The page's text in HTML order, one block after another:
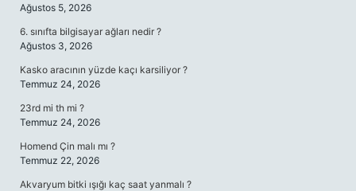
Ağustos 5, 2026
6. sınıfta bilgisayar ağları nedir ?
Ağustos 3, 2026
Kasko aracının yüzde kaçı karsiliyor ?
Temmuz 24, 2026
23rd mi th mi ?
Temmuz 24, 2026
Homend Çin malı mı ?
Temmuz 22, 2026
Akvaryum bitki ışığı kaç saat yanmalı ?